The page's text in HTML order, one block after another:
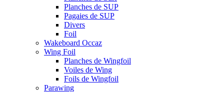
Planches de SUP
Pagaies de SUP
Divers
Foil
Wakeboard Occaz
Wing Foil
Planches de Wingfoil
Voiles de Wing
Foils de Wingfoil
Parawing